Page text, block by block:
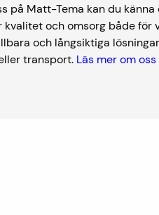
på Matt-Tema kan du
och omsorg både för
och långsiktiga
transport. Läs mer om oss